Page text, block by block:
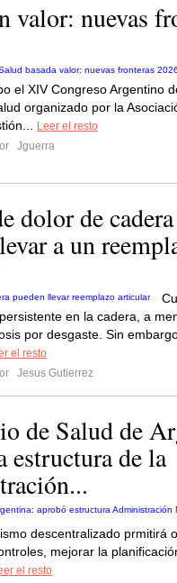
valor: nuevas
el XIV Congreso Argentino
organizado por la
Leer el resto
Jguerra
dolor de
a un
en la cadera, a
por desgaste. Sin
el resto
Jesus Gutierrez
de Salud de
estructura de la
descentralizado prmitirá
mejorar la
el resto